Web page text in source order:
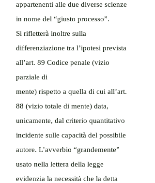
appartenenti alle due diverse scienze
in nome del “giusto processo”.
Si rifletterà inoltre sulla
differenziazione tra l’ipotesi prevista
all’art. 89 Codice penale (vizio
parziale di
mente) rispetto a quella di cui all’art.
88 (vizio totale di mente) data,
unicamente, dal criterio quantitativo
incidente sulle capacità del possibile
autore. L’avverbio “grandemente”
usato nella lettera della legge
evidenzia la necessità che la detta